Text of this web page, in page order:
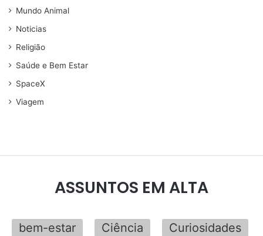
Mundo Animal
Noticias
Religião
Saúde e Bem Estar
SpaceX
Viagem
ASSUNTOS EM ALTA
bem-estar Ciência
Curiosidades